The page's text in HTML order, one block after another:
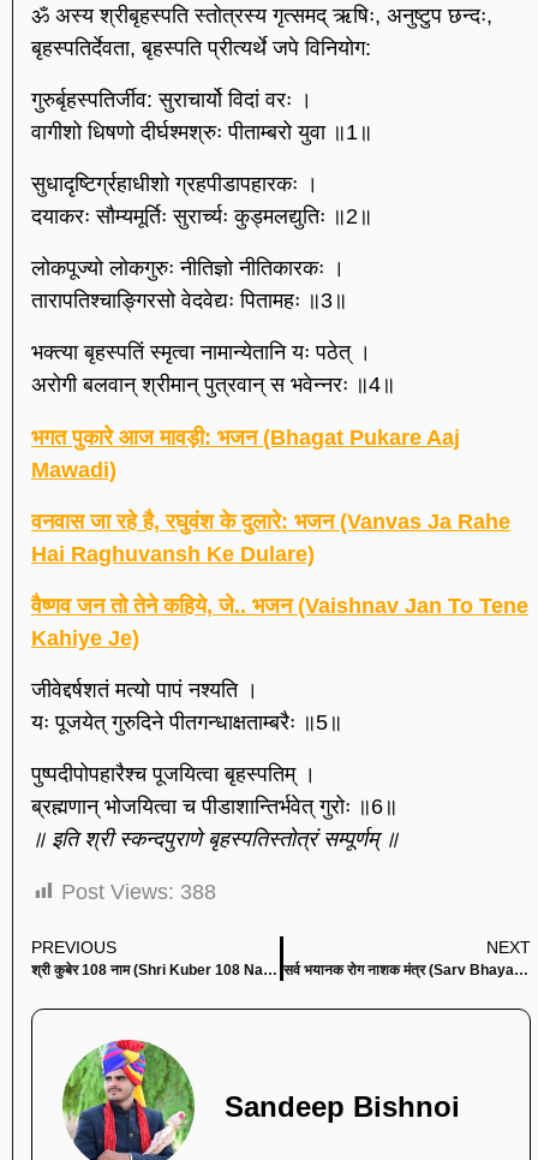
ॐ अस्य श्रीबृहस्पति स्तोत्रस्य गृत्समद् ऋषिः, अनुष्टुप छन्दः,
बृहस्पतिर्देवता, बृहस्पति प्रीत्यर्थे जपे विनियोग:
गुरुर्बृहस्पतिर्जीव: सुराचार्यो विदां वरः ।
वागीशो धिषणो दीर्घश्मश्रुः पीताम्बरो युवा ॥1॥
सुधादृष्टिर्ग्रहाधीशो ग्रहपीडापहारकः ।
दयाकरः सौम्यमूर्तिः सुरार्च्यः कुड्मलद्युतिः ॥2॥
लोकपूज्यो लोकगुरुः नीतिज्ञो नीतिकारकः ।
तारापतिश्चाङ्गिरसो वेदवेद्यः पितामहः ॥3॥
भक्त्या बृहस्पतिं स्मृत्वा नामान्येतानि यः पठेत् ।
अरोगी बलवान् श्रीमान् पुत्रवान् स भवेन्नरः ॥4॥
भगत पुकारे आज मावड़ी: भजन (Bhagat Pukare Aaj
Mawadi)
वनवास जा रहे है, रघुवंश के दुलारे: भजन (Vanvas Ja Rahe
Hai Raghuvansh Ke Dulare)
वैष्णव जन तो तेने कहिये, जे.. भजन (Vaishnav Jan To Tene
Kahiye Je)
जीवेद्दर्षशतं मत्यो पापं नश्यति ।
यः पूजयेत् गुरुदिने पीतगन्धाक्षताम्बरैः ॥5॥
पुष्पदीपोपहारैश्च पूजयित्वा बृहस्पतिम् ।
ब्रह्मणान् भोजयित्वा च पीडाशान्तिर्भवेत् गुरोः ॥6॥
॥ इति श्री स्कन्दपुराणे बृहस्पतिस्तोत्रं सम्पूर्णम् ॥
Post Views: 388
PREVIOUS
श्री कुबेर 108 नाम (Shri Kuber 108 Names)
NEXT
सर्व भयानक रोग नाशक मंत्र (Sarv Bhayanak Rog Nashak Mantra)
Sandeep Bishnoi